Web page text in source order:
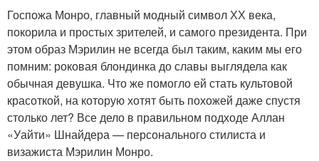
Госпожа Монро, главный модный символ ХХ века,
покорила и простых зрителей, и самого президента. При
этом образ Мэрилин не всегда был таким, каким мы его
помним: роковая блондинка до славы выглядела как
обычная девушка. Что же помогло ей стать культовой
красоткой, на которую хотят быть похожей даже спустя
столько лет? Все дело в правильном подходе Аллан
«Уайти» Шнайдера — персонального стилиста и
визажиста Мэрилин Монро.